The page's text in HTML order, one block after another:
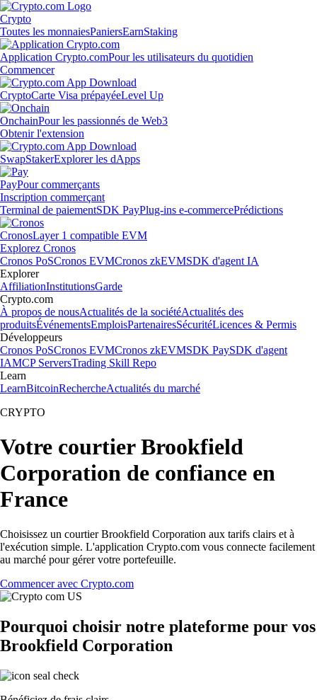
Crypto
Toutes les monnaiesPaniersEarnStaking
Application Crypto.comPour les utilisateurs du quotidien
Commencer
CryptoCarte Visa prépayéeLevel Up
OnchainPour les passionnés de Web3
Obtenir l'extension
SwapStakerExplorer les dApps
PayPour commerçants
Inscription commerçant
Terminal de paiementSDK PayPlug-ins e-commercePrédictions
CronosLayer 1 compatible EVM
Explorez Cronos
Cronos PoSCronos EVMCronos zkEVMSDK d'agent IA
Explorer
AffiliationInstitutionsGarde
Crypto.com
À propos de nousActualités de la sociétéActualités des
produitsÉvénementsEmploisPartenairesSécuritéLicences & Permis
Développeurs
Cronos PoSCronos EVMCronos zkEVMSDK PaySDK d'agent
IAMCP ServersTrading Skill Repo
Learn
LearnBitcoinRechercheActualités du marché
CRYPTO
Votre courtier Brookfield
Corporation de confiance en
France
Choisissez un courtier Brookfield Corporation aux tarifs clairs et à
l'exécution simple. L'application Crypto.com vous connecte facilement
au marché pour gérer votre portefeuille.
Commencer avec Crypto.com
Pourquoi choisir notre plateforme pour vos
Brookfield Corporation